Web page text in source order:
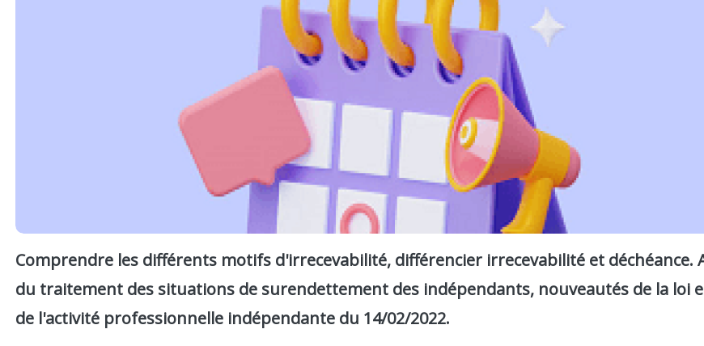
Comprendre les différents motifs d'irrecevabilité, différencier irrecevabilité et déchéance.
du traitement des situations de surendettement des indépendants, nouveautés de la loi
de l'activité professionnelle indépendante du 14/02/2022.